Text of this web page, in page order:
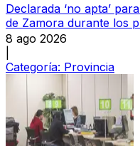
Declarada ‘no apta’
de Zamora durante los
8 ago 2026
Categoría: Provincia